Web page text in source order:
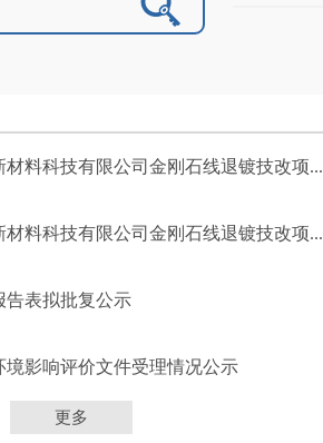
料科技有限公司金刚石线退镀技改项...
料科技有限公司金刚石线退镀技改项...
告表拟批复公示
影响评价文件受理情况公示
更多